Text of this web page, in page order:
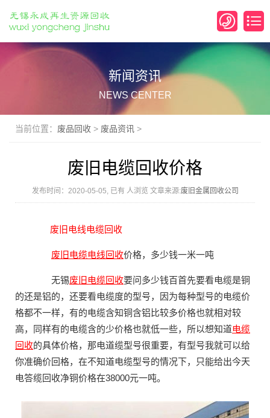
新闻资讯
NEWS CENTER
当前位置： 废品回收 > 废品资讯 >
废旧电缆回收价格
发布时间：2020-05-05, 已有 人浏览 文章来源:废旧金属回收公司
废旧电线电缆回收
废旧电缆电线回收价格，多少钱一米一吨
无锡废旧电缆回收要问多少钱百首先要看电缆是铜
的还是铝的，还要看电缆度的型号，因为每种型号的电缆价
格都不一样，有的电缆含知铜含铝比较多价格也就相对较
高，同样有的电缆含的少价格也就低一些，所以想知道电缆
回收的具体价格，那电道缆型号很重要，有型号我就可以给
你准确价回格，在不知道电缆型号的情况下，只能给出今天
电答缆回收净铜价格在38000元一吨。